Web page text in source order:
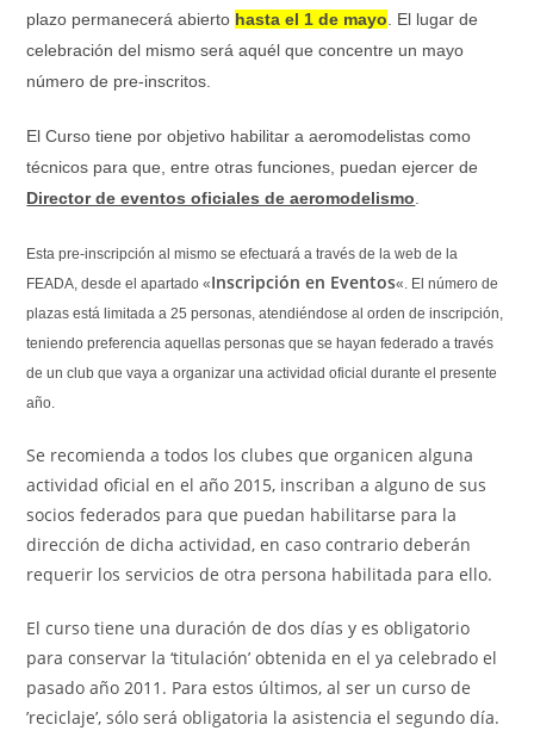
plazo permanecerá abierto hasta el 1 de mayo. El lugar de
celebración del mismo será aquél que concentre un mayo
número de pre-inscritos.
El Curso tiene por objetivo habilitar a aeromodelistas como
técnicos para que, entre otras funciones, puedan ejercer de
Director de eventos oficiales de aeromodelismo.
Estapre-inscripción al mismo se efectuará a través de la web de la
FEADA, desde el apartado «Inscripción en Eventos«. El número de
plazas está limitada a 25 personas, atendiéndose al orden de inscripción,
teniendo preferencia aquellas personas que se hayan federado a través
de un club que vaya a organizar una actividad oficial durante el presente
año.
Se recomienda a todos los clubes que organicen alguna
actividad oficial en el año 2015, inscriban a alguno de sus
socios federados para que puedan habilitarse para la
dirección de dicha actividad, en caso contrario deberán
requerir los servicios de otra persona habilitada para ello.
El curso tiene una duración de dos días y es obligatorio
para conservar la ‘titulación’ obtenida en el ya celebrado el
pasado año 2011. Para estos últimos, al ser un curso de
’reciclaje’, sólo será obligatoria la asistencia el segundo día.